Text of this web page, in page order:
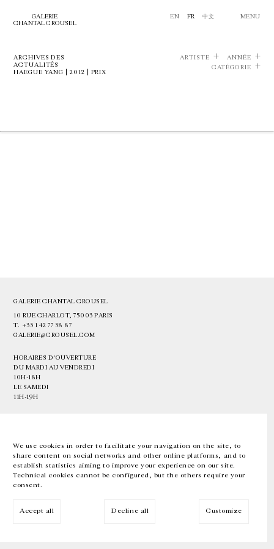
We use cookies in order to facilitate your navigation on the site, to
share content on social networks and other online platforms, and to
establish statistics aiming to improve your experience on our site.
Technical cookies cannot be configured, but the others require your
consent.
Accept all Decline all Customize
GALERIE
CHANTAL CROUSEL
EN FR 中文 MENU
ARCHIVES DES
ACTUALITÉS
HAEGUE YANG | 2012 | PRIX
ARTISTE
ANNÉE
CATÉGORIE
GALERIE CHANTAL CROUSEL
10 RUE CHARLOT, 75003 PARIS
T. +33 1 42 77 38 87
GALERIE@CROUSEL.COM
HORAIRES D'OUVERTURE
DU MARDI AU VENDREDI
10H-18H
LE SAMEDI
11H-19H
EN FR 中文 Facebook Instagram
Inscrivez-vous à notre newsletter